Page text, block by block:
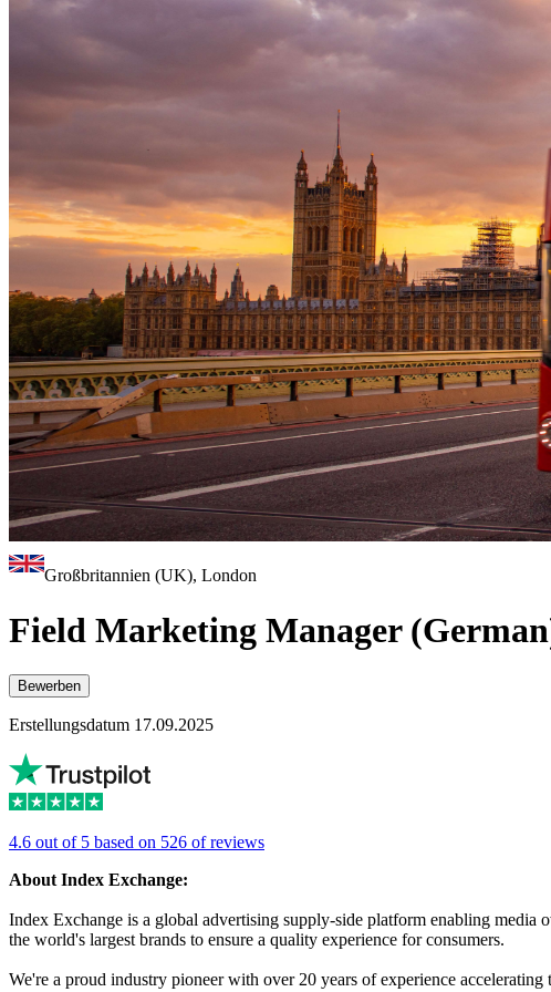
Großbritannien (UK), London
Field Marketing Manager
Bewerben
Erstellungsdatum 17.09.2025
4.6 out of 5 based on 526 of reviews
About Index Exchange:
Index Exchange is a global advertising supply-side platform enabling media
the world's largest brands to ensure a quality experience for consumers.
We're a proud industry pioneer with over 20 years of experience